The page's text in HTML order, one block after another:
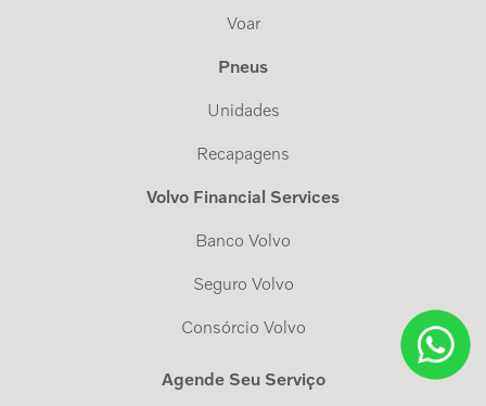
Voar
Pneus
Unidades
Recapagens
Volvo Financial Services
Banco Volvo
Seguro Volvo
Consórcio Volvo
Agende Seu Serviço